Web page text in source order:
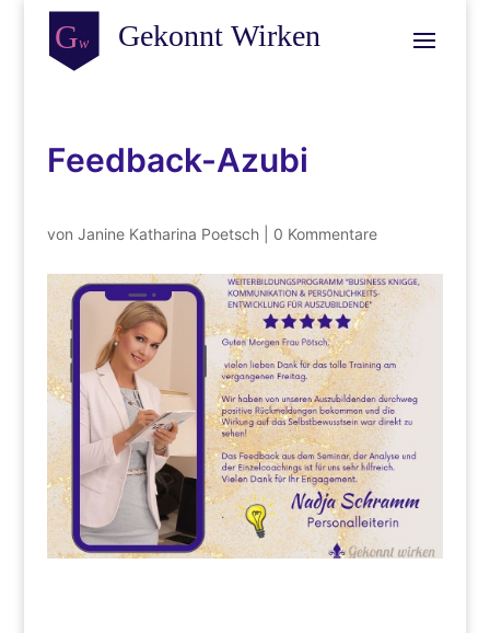
Feedback-Azubi
von Janine Katharina Poetsch| 0 Kommentare